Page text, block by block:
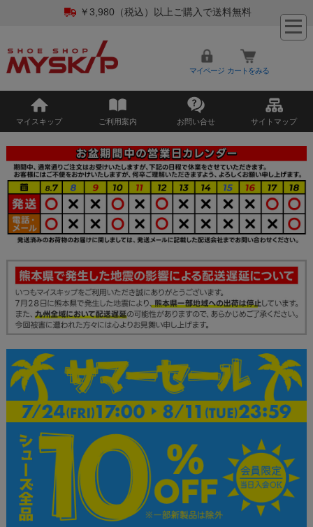
￥3,980（税込）以上ご購入で送料無料
マイページ カートをみる
マイスキップ ご利用案内 お問い合せ サイトマップ